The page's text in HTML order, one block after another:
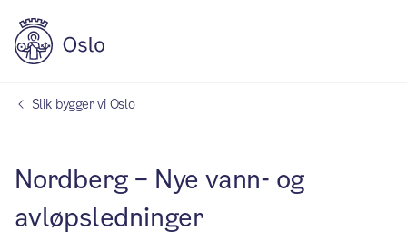
Slik bygger vi Oslo
Nordberg – Nye vann- og
avløpsledninger